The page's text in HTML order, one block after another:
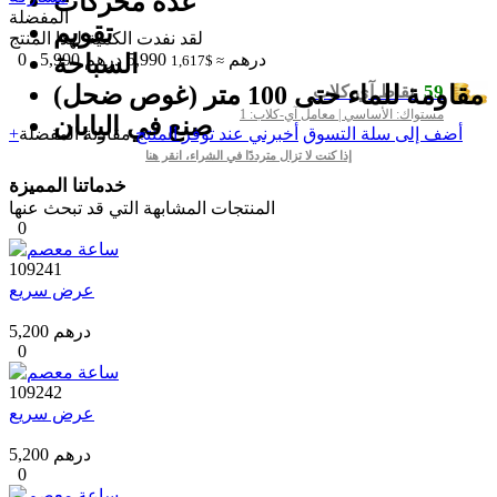
تقويم
السباحة
مقاومة للماء حتى 100 متر (غوص ضحل)
صنع في اليابان
المفضلة
لقد نفدت الكمية لهذا المنتج
0 5,990 درهم ≈ $1,617
5,990 درهم
59 نقاط آي-كلاب
مستواك: الأساسي | معامل آي-كلاب: 1
+أضف إلى سلة التسوق أخبرني عند توفر المنتج مقارنة المفضلة
إذا كنت لا تزال مترددًا في الشراء، انقر هنا
خدماتنا المميزة
المنتجات المشابهة التي قد تبحث عنها
0
109241
عرض سريع
5,200 درهم
0
109242
عرض سريع
5,200 درهم
0